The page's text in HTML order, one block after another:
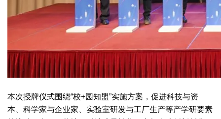
本次授牌仪式围绕“校+园知盟”实施方案，促进科技与资
本、科学家与企业家、实验室研发与工厂生产等产学研要素